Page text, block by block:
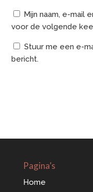
Mijn naam, e-mail
voor de volgende
Stuur me een e-
bericht.
Pagina’s
Home